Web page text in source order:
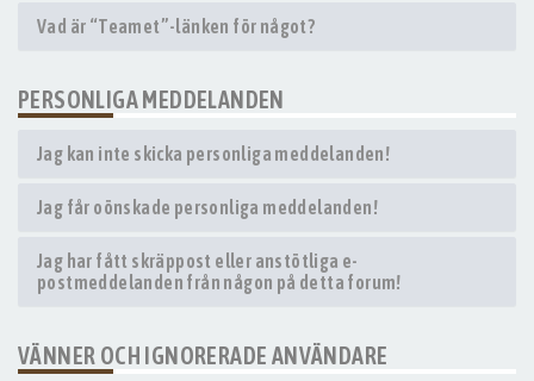
Vad är “Teamet”-länken för något?
PERSONLIGA MEDDELANDEN
Jag kan inte skicka personliga meddelanden!
Jag får oönskade personliga meddelanden!
Jag har fått skräppost eller anstötliga e-
postmeddelanden från någon på detta forum!
VÄNNER OCH IGNORERADE ANVÄNDARE